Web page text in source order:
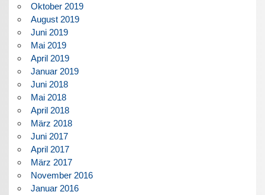
Oktober 2019
August 2019
Juni 2019
Mai 2019
April 2019
Januar 2019
Juni 2018
Mai 2018
April 2018
März 2018
Juni 2017
April 2017
März 2017
November 2016
Januar 2016